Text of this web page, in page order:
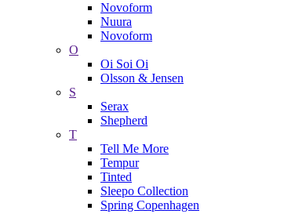
Novoform
Nuura
Novoform
O
Oi Soi Oi
Olsson & Jensen
S
Serax
Shepherd
T
Tell Me More
Tempur
Tinted
Sleepo Collection
Spring Copenhagen